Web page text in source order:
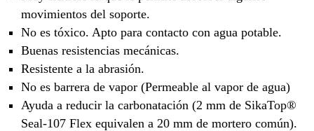
movimientos del soporte.
No es tóxico. Apto para contacto con agua potable.
Buenas resistencias mecánicas.
Resistente a la abrasión.
No es barrera de vapor (Permeable al vapor de agua)
Ayuda a reducir la carbonatación (2 mm de SikaTop®
Seal-107 Flex equivalen a 20 mm de mortero común).